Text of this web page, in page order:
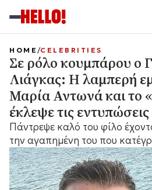
HOME CELEBRITIES
Σε ρόλο κουμπάρου ο
Λιάγκας: Η λαμπερή
Μαρία Αντωνά και το
έκλεψε τις εντυπώσεις
Πάντρεψε καλό του φίλο
την αγαπημένη του που